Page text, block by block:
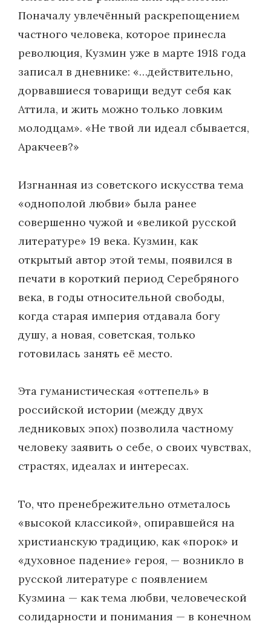
Поначалу увлечённый раскрепощением
частного человека, которое принесла
революция, Кузмин уже в марте 1918 года
записал в дневнике: «…действительно,
дорвавшиеся товарищи ведут себя как
Аттила, и жить можно только ловким
молодцам». «Не твой ли идеал сбывается,
Аракчеев?»
Изгнанная из советского искусства тема
«однополой любви» была ранее
совершенно чужой и «великой русской
литературе» 19 века. Кузмин, как
открытый автор этой темы, появился в
печати в короткий период Серебряного
века, в годы относительной свободы,
когда старая империя отдавала богу
душу, а новая, советская, только
готовилась занять её место.
Эта гуманистическая «оттепель» в
российской истории (между двух
ледниковых эпох) позволила частному
человеку заявить о себе, о своих чувствах,
страстях, идеалах и интересах.
То, что пренебрежительно отметалось
«высокой классикой», опиравшейся на
христианскую традицию, как «порок» и
«духовное падение» героя, — возникло в
русской литературе с появлением
Кузмина — как тема любви, человеческой
солидарности и понимания — в конечном